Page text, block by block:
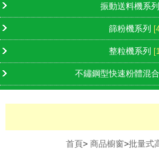
振動送料機系列
篩粉機系列
整粒機系列
不鏽鋼型快速粉體混
首頁> 商品櫥窗>批量式